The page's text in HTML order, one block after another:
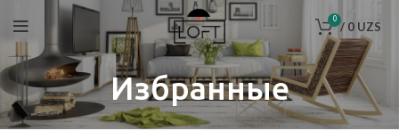
0 / 0 UZS
Избранные